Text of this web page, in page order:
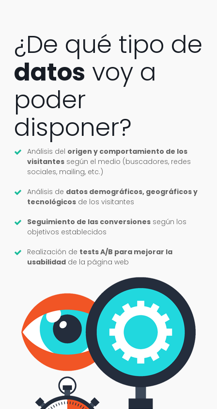
¿De qué tipo de
datos voy a
poder
disponer?
Análisis del origen y comportamiento de los
visitantessegún el medio (buscadores, redes
sociales, mailing, etc.)
Análisis de datos demográficos, geográficos y
tecnológicosde los visitantes
Seguimiento de las conversionessegún los
objetivos establecidos
Realización de tests A/B para mejorar la
usabilidadde la página web